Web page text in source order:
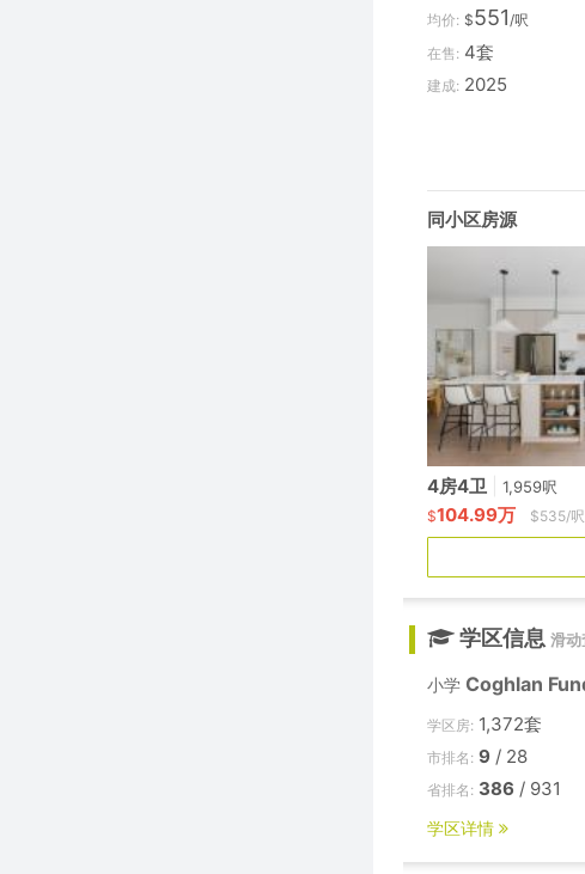
均价: $551/呎
在售: 4套
建成: 2025
同小区房源
4房4卫 1,959呎
$104.99万 $535/呎
学区信息 滑动
小学 Coghlan
学区房: 1,372套
市排名: 9 / 28
省排名: 386 / 931
学区详情